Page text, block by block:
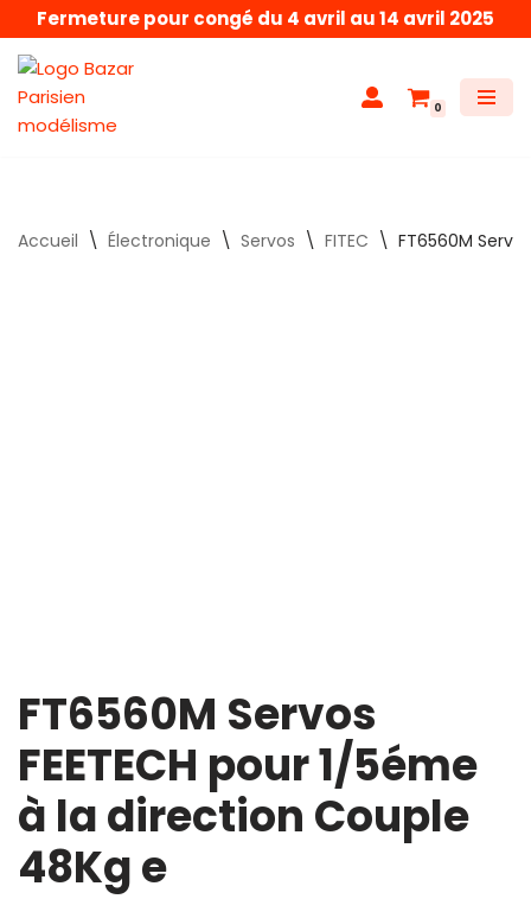
Aller
au
contenu
Fermeture pour congé du 4 avril au 14 avril 2025
0
Accueil \ Électronique \ Servos \ FITEC \ FT6560M
FT6560M Servos
FEETECH pour 1/5éme
à la direction Couple
48Kg e